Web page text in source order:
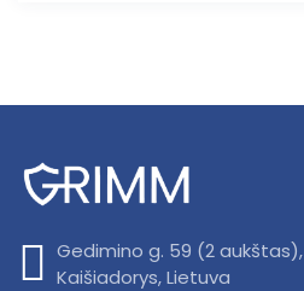
Gedimino g. 59 (2 aukštas),
Kaišiadorys, Lietuva